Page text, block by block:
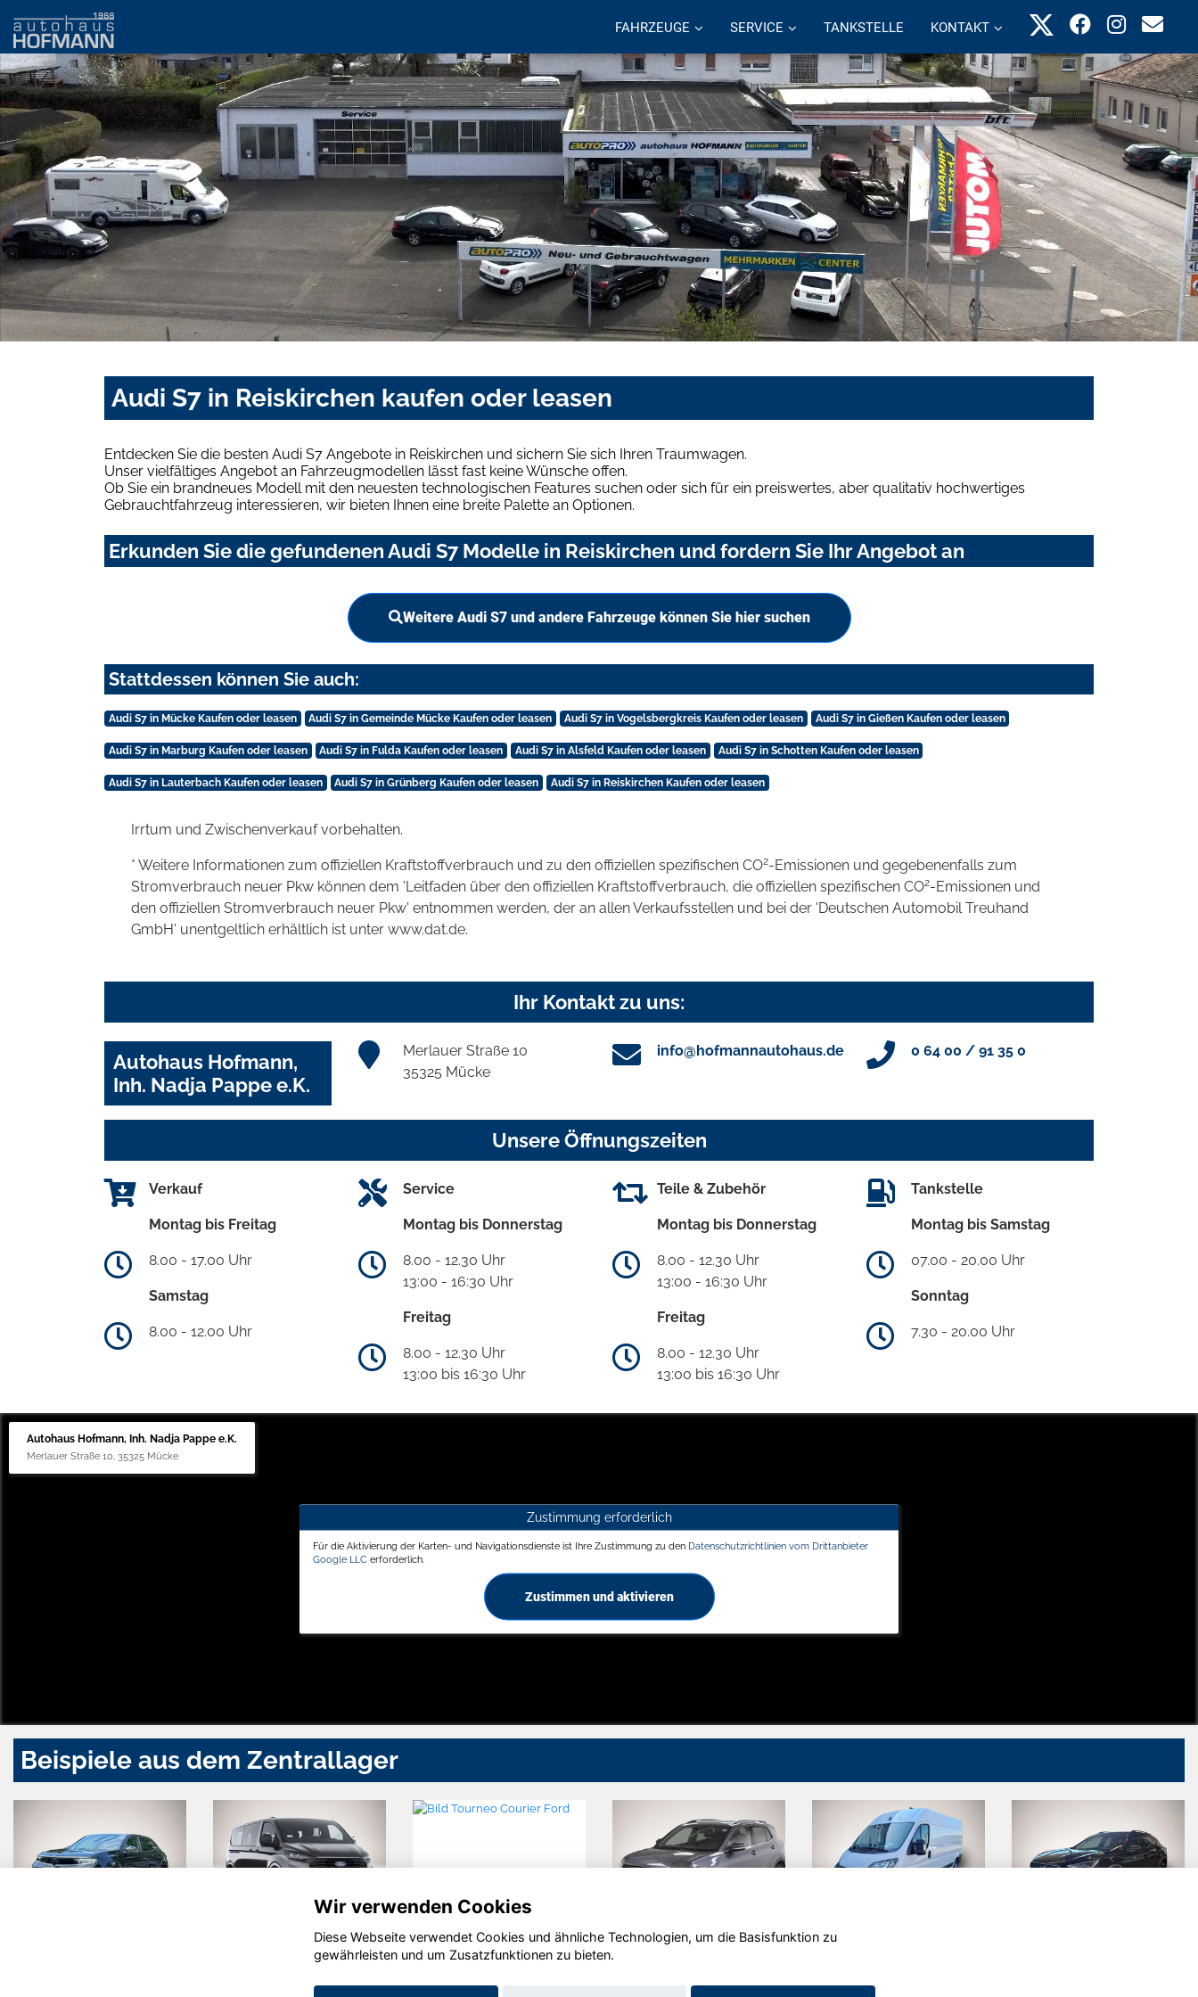
FAHRZEUGE SERVICE TANKSTELLE KONTAKT
Audi S7 in Reiskirchen kaufen oder leasen
Entdecken Sie die besten Audi S7 Angebote in Reiskirchen und sichern Sie sich Ihren Traumwagen.
Unser vielfältiges Angebot an Fahrzeugmodellen lässt fast keine Wünsche offen.
Ob Sie ein brandneues Modell mit den neuesten technologischen Features suchen oder sich für ein preiswertes, aber qualitativ hochwertiges
Gebrauchtfahrzeug interessieren, wir bieten Ihnen eine breite Palette an Optionen.
Erkunden Sie die gefundenen Audi S7 Modelle in Reiskirchen und fordern Sie Ihr Angebot an
Weitere Audi S7 und andere Fahrzeuge können Sie hier suchen
Stattdessen können Sie auch:
Audi S7 in Mücke Kaufen oder leasen Audi S7 in Gemeinde Mücke Kaufen oder leasen Audi S7 in Vogelsbergkreis Kaufen oder leasen Audi S7 in Gießen Kaufen oder leasen
Audi S7 in Marburg Kaufen oder leasen Audi S7 in Fulda Kaufen oder leasen Audi S7 in Alsfeld Kaufen oder leasen Audi S7 in Schotten Kaufen oder leasen
Audi S7 in Lauterbach Kaufen oder leasen Audi S7 in Grünberg Kaufen oder leasen Audi S7 in Reiskirchen Kaufen oder leasen
Irrtum und Zwischenverkauf vorbehalten.
* Weitere Informationen zum offiziellen Kraftstoffverbrauch und zu den offiziellen spezifischen CO2-Emissionen und gegebenenfalls zum
Stromverbrauch neuer Pkw können dem 'Leitfaden über den offiziellen Kraftstoffverbrauch, die offiziellen spezifischen CO2-Emissionen und
den offiziellen Stromverbrauch neuer Pkw' entnommen werden, der an allen Verkaufsstellen und bei der 'Deutschen Automobil Treuhand
GmbH' unentgeltlich erhältlich ist unter www.dat.de.
Ihr Kontakt zu uns:
Autohaus Hofmann,
Inh. Nadja Pappe e.K.
Merlauer Straße 10
35325 Mücke
info@hofmannautohaus.de 0 64 00 / 91 35 0
Unsere Öffnungszeiten
Verkauf
Montag bis Freitag
8.00 - 17.00 Uhr
Samstag
8.00 - 12.00 Uhr
Service
Montag bis Donnerstag
8.00 - 12.30 Uhr
13:00 - 16:30 Uhr
Freitag
8.00 - 12.30 Uhr
13:00 bis 16:30 Uhr
Teile & Zubehör
Montag bis Donnerstag
8.00 - 12.30 Uhr
13:00 - 16:30 Uhr
Freitag
8.00 - 12.30 Uhr
13:00 bis 16:30 Uhr
Tankstelle
Montag bis Samstag
07.00 - 20.00 Uhr
Sonntag
7.30 - 20.00 Uhr
Autohaus Hofmann, Inh. Nadja Pappe e.K.
Merlauer Straße 10, 35325 Mücke
Zustimmung erforderlich
Für die Aktivierung der Karten- und Navigationsdienste ist Ihre Zustimmung zu den Datenschutzrichtlinien vom Drittanbieter
Google LLC erforderlich.
Zustimmen und aktivieren
Beispiele aus dem Zentrallager
Ford Transit Ford
Tourneo
Courier
Volkswagen
Wir verwenden Cookies
Diese Webseite verwendet Cookies und ähnliche Technologien, um die Basisfunktion zu
gewährleisten und um Zusatzfunktionen zu bieten.